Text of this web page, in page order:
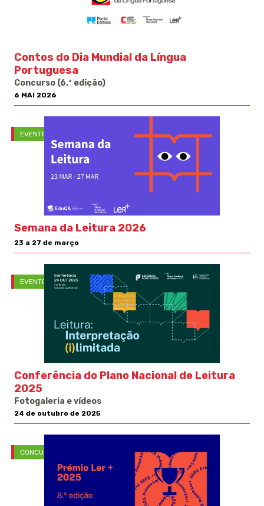
Contos do Dia Mundial da Língua
Portuguesa
Concurso (6.ª edição)
6 MAI 2026
EVENTOS
Semana da Leitura 2026
23 a 27 de março
EVENTOS
Conferência do Plano Nacional de Leitura
2025
Fotogaleria e vídeos
24 de outubro de 2025
CONCURSOS